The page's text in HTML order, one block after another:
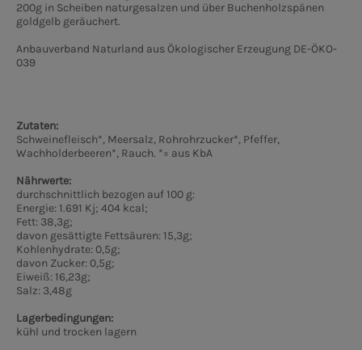
200g in Scheiben naturgesalzen und über Buchenholzspänen
goldgelb geräuchert.
Anbauverband Naturland aus Ökologischer Erzeugung DE-ÖKO-
039
Zutaten:
Schweinefleisch*, Meersalz, Rohrohrzucker*, Pfeffer,
Wachholderbeeren*, Rauch. *= aus KbA
Nährwerte:
durchschnittlich bezogen auf 100 g:
Energie: 1.691 Kj; 404 kcal;
Fett: 38,3g;
davon gesättigte Fettsäuren: 15,3g;
Kohlenhydrate: 0,5g;
davon Zucker: 0,5g;
Eiweiß: 16,23g;
Salz: 3,48g
Lagerbedingungen:
kühl und trocken lagern